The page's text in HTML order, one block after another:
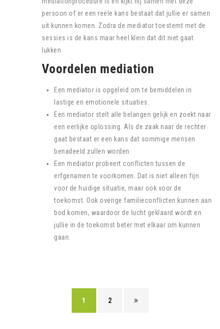
persoon of er een reële kans bestaat dat jullie er samen
uit kunnen komen. Zodra de mediator toestemt met de
sessies is de kans maar heel klein dat dit niet gaat
lukken.
Voordelen mediation
Een mediator is opgeleid om te bemiddelen in
lastige en emotionele situaties.
Een mediator stelt alle belangen gelijk en zoekt naar
een eerlijke oplossing. Als de zaak naar de rechter
gaat bestaat er een kans dat sommige mensen
benadeeld zullen worden.
Een mediator probeert conflicten tussen de
erfgenamen te voorkomen. Dat is niet alleen fijn
voor de huidige situatie, maar ook voor de
toekomst. Ook overige familieconflicten kunnen aan
bod komen, waardoor de lucht geklaard wordt en
jullie in de toekomst beter met elkaar om kunnen
gaan.
1 2